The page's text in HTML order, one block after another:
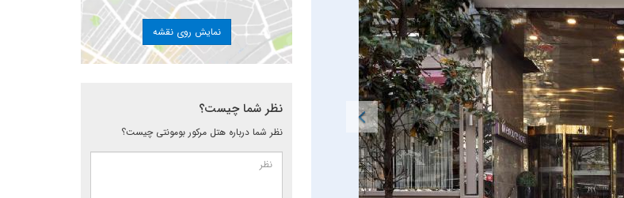
نمایش روی نقشه
نظر شما چیست؟
نظر شما درباره هتل مرکور بومونتی چیست؟